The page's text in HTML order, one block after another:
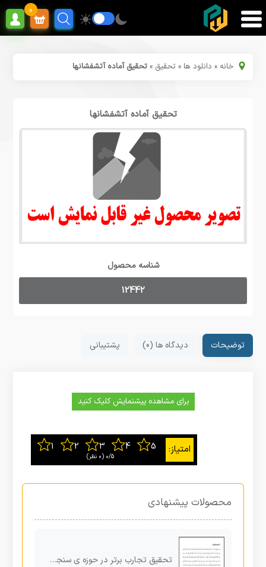
0
خانه » دانلود ها » تحقیق »تحقیق آماده آتشفشانها
تحقیق آماده آتشفشانها
شناسه محصول
12442
توضیحات دیدگاه ها (0) پشتیبانی
برای مشاهده پیشنمایش کلیک کنید
0/5 ‫(0 نظر)
محصولات پیشنهادی
تحقیق تجارب برتر در حوزه ی سنجش و ارزشیابی